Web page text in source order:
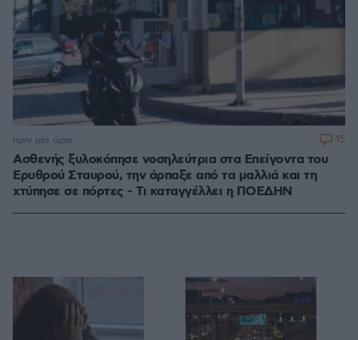
Ασθενής ξυλοκόπησε νοσηλεύτρια στα Επείγοντα του
Ερυθρού Σταυρού, την άρπαξε από τα μαλλιά και τη
χτύπησε σε πόρτες - Τι καταγγέλλει η ΠΟΕΔΗΝ
πριν μία ώρα 15